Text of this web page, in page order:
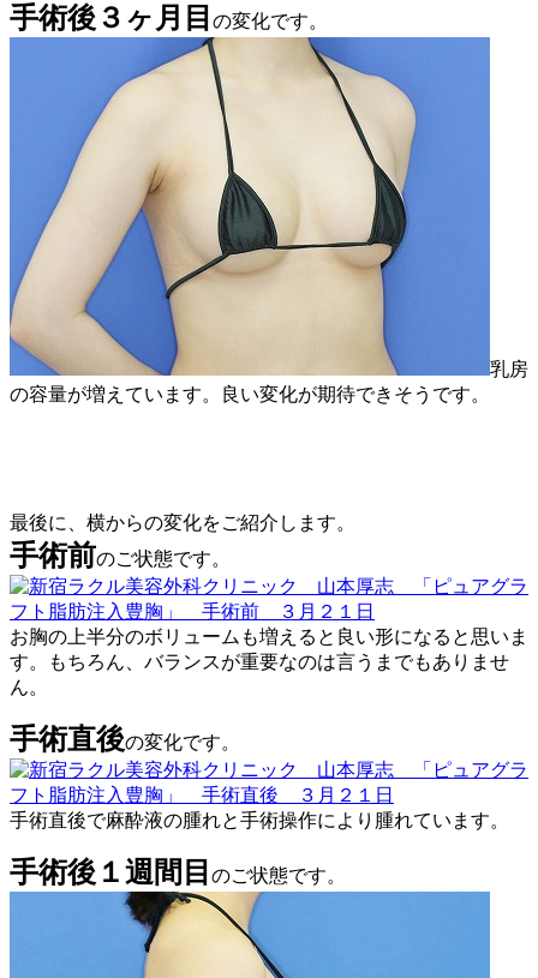
手術後３ヶ月目 の変化です。
乳房
の容量が増えています。良い変化が期待できそうです。
最後に、横からの変化をご紹介します。
手術前のご状態です。
お胸の上半分のボリュームも増えると良い形になると思いま
す。もちろん、バランスが重要なのは言うまでもありませ
ん。
手術直後の変化です。
手術直後で麻酔液の腫れと手術操作により腫れています。
手術後１週間目 のご状態です。